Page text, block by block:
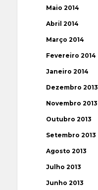
Maio 2014
Abril 2014
Março 2014
Fevereiro 2014
Janeiro 2014
Dezembro 2013
Novembro 2013
Outubro 2013
Setembro 2013
Agosto 2013
Julho 2013
Junho 2013